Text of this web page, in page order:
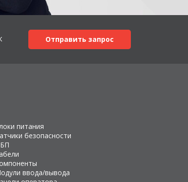
Отправить запрос
питания
безопасности
ввода/вывода